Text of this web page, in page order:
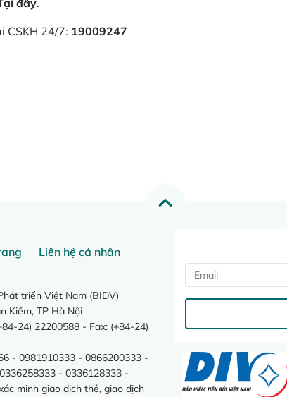
đây.
CSKH 24/7: 19009247
Liên hệ cá nhân
triển Việt Nam (BIDV)
Kiếm, TP Hà Nội
24) 22200588 - Fax: (+84-24)
- 0981910333 - 0866200333 -
- 0336128333 -
minh giao dịch thẻ, giao dịch